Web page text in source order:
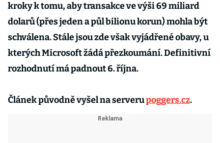
kroky k tomu, aby transakce ve výši 69 miliard
dolarů (přes jeden a půl bilionu korun) mohla být
schválena. Stále jsou zde však vyjádřené obavy, u
kterých Microsoft žádá přezkoumání. Definitivní
rozhodnutí má padnout 6. října.
Článek původně vyšel na serverupoggers.cz.